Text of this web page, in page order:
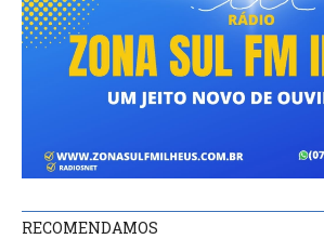
RECOMENDAMOS